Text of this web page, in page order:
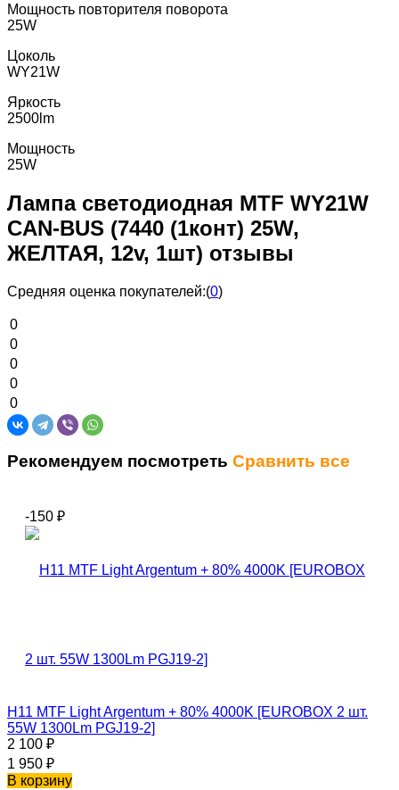
Мощность повторителя поворота
25W
Цоколь
WY21W
Яркость
2500lm
Мощность
25W
Лампа светодиодная MTF WY21W
CAN-BUS (7440 (1конт) 25W,
ЖЕЛТАЯ, 12v, 1шт) отзывы
Средняя оценка покупателей:(0)
0
0
0
0
0
Рекомендуем посмотреть Сравнить все
-150 ₽
H11 MTF Light Argentum + 80% 4000K [EUROBOX 2 шт.
55W 1300Lm PGJ19-2]
2 100 ₽
1 950 ₽
В корзину